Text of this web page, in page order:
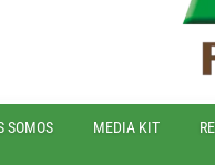
SOMOS MEDIA KIT